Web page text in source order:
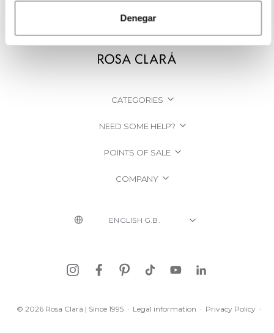
Denegar
CATEGORIES
NEED SOME HELP?
POINTS OF SALE
COMPANY
© 2026 Rosa Clará | Since 1995 · Legal information · Privacy Policy ·